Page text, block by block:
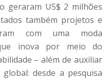
geraram US$ 2 milhões
também projetos e
com uma moda
inova por meio do
– além de auxiliar
desde a pesquisa